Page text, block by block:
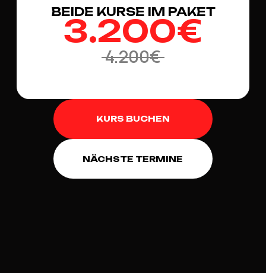
BEIDE KURSE IM PAKET
3.200€
4.200€
KURS BUCHEN
NÄCHSTE TERMINE